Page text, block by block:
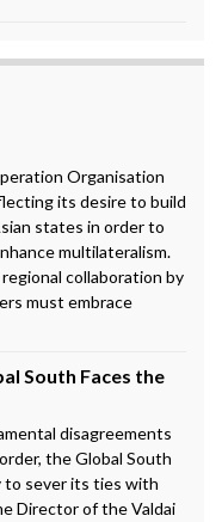
Organisation
its desire to build
states in order to
multilateralism.
collaboration by
must embrace
South Faces the
disagreements
the Global South
to sever its ties with
Director of the Valdai